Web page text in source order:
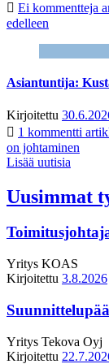
Ei kommentteja
edelleen
Asiantuntija:
Kirjoitettu
1 kommentti
on johtaminen
Lisää uutisia
Uusimmat
Yritys KOAS
Kirjoitettu 3.8.2026
Yritys Tekova Oyj
Kirjoitettu